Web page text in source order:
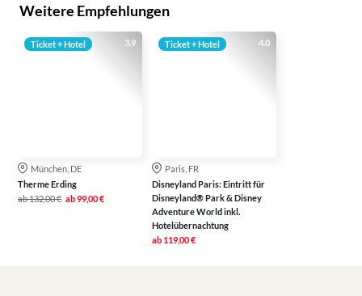
Weitere Empfehlungen
3.9
Ticket + Hotel
München, DE
Therme Erding
ab132,00 € ab99,00 €
4.0
Ticket + Hotel
Paris, FR
Disneyland Paris: Eintritt für
Disneyland® Park & Disney
Adventure World inkl.
Hotelübernachtung
ab 119,00 €